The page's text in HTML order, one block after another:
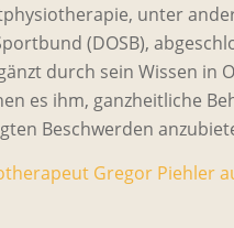
unter
(DOSB),
durch sein Wissen in
es ihm, ganzheitliche
Beschwerden
Gregor Piehler